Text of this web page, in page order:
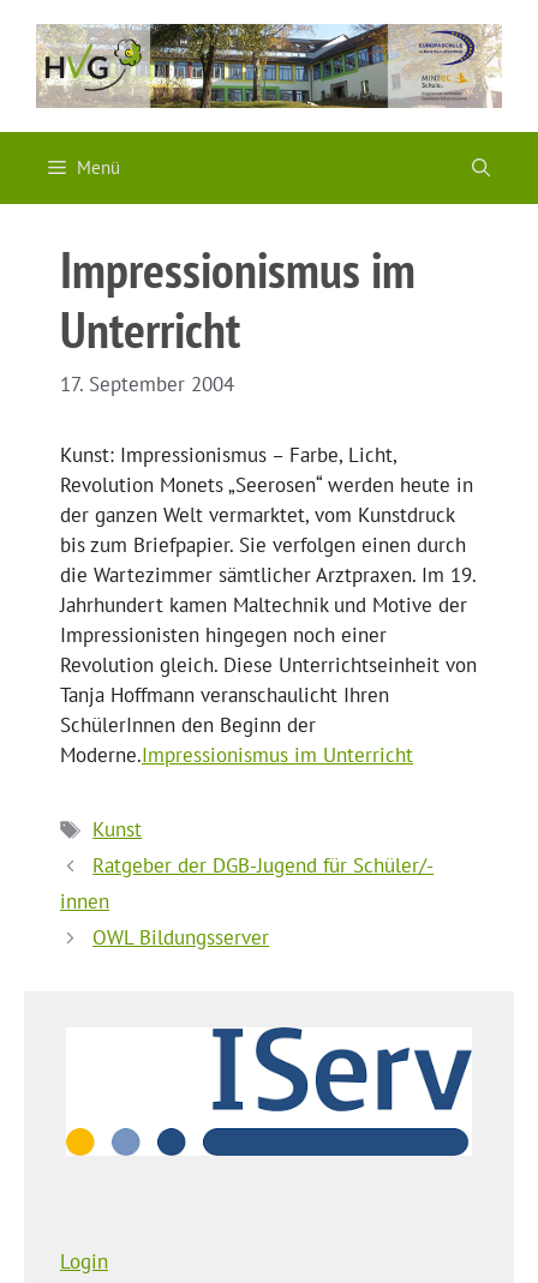
Inhalt
springen
Menü
Impressionismus im
Unterricht
17. September 2004
Kunst: Impressionismus – Farbe, Licht,
Revolution Monets „Seerosen“ werden heute in
der ganzen Welt vermarktet, vom Kunstdruck
bis zum Briefpapier. Sie verfolgen einen durch
die Wartezimmer sämtlicher Arztpraxen. Im 19.
Jahrhundert kamen Maltechnik und Motive der
Impressionisten hingegen noch einer
Revolution gleich. Diese Unterrichtseinheit von
Tanja Hoffmann veranschaulicht Ihren
SchülerInnen den Beginn der
Moderne.Impressionismus im Unterricht
Schlagwörter
Kunst
Ratgeber der DGB-Jugend für Schüler/-
innen
OWL Bildungsserver
Login